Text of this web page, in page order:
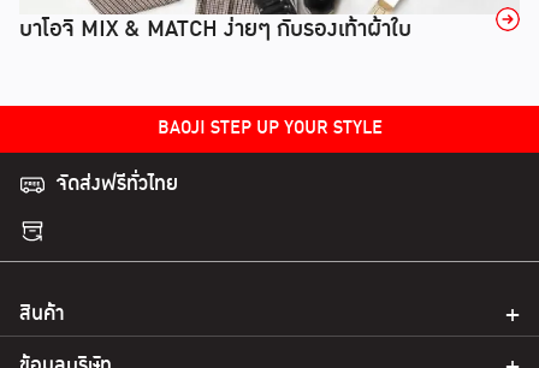
บาโอจิ MIX & MATCH ง่ายๆ กับรองเท้าผ้าใบ →
BAOJI STEP UP YOUR STYLE
จัดส่งฟรีทั่วไทย
สินค้า